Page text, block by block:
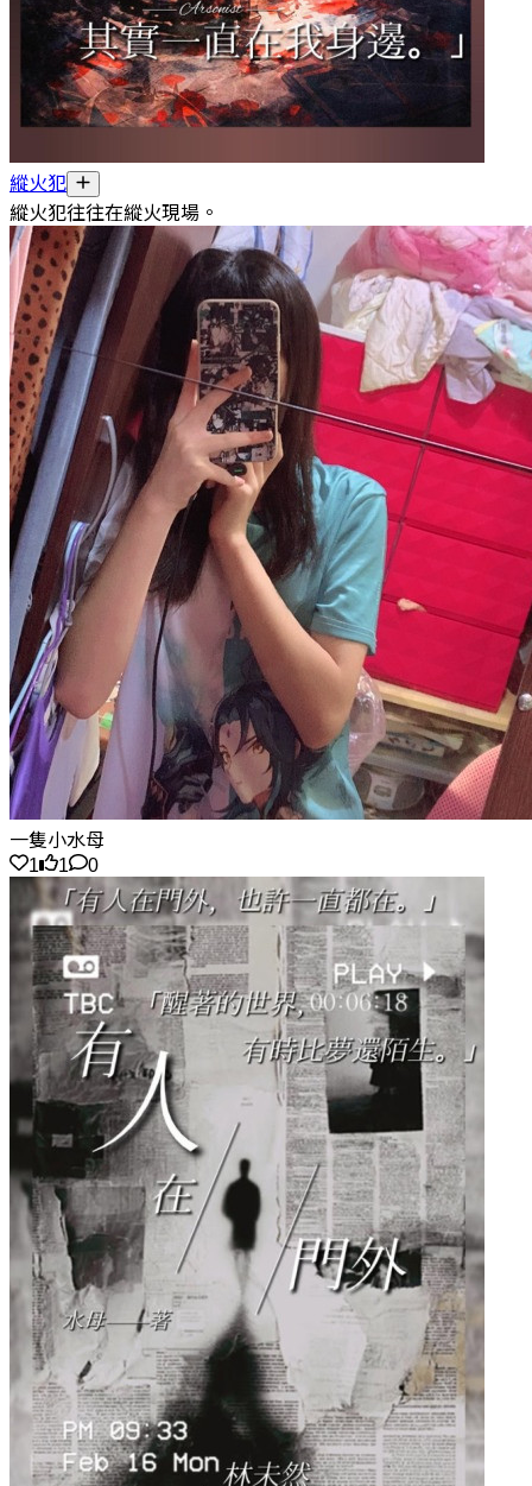
縱火犯
縱火犯往往在縱火現場。
一隻小水母
1
1 0